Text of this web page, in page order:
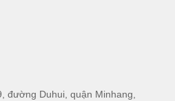
đường Duhui, quận Minhang,